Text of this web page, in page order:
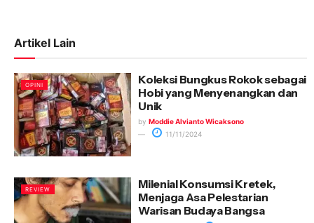
Artikel Lain
OPINI
Koleksi Bungkus Rokok sebagai
Hobi yang Menyenangkan dan
Unik
by Moddie Alvianto Wicaksono
11/11/2024
REVIEW
Milenial Konsumsi Kretek,
Menjaga Asa Pelestarian
Warisan Budaya Bangsa